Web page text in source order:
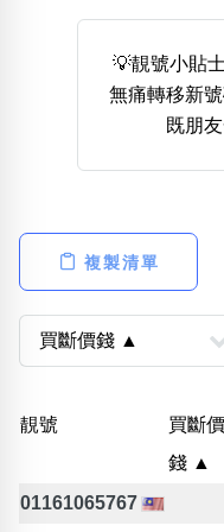
888尾
999尾
全大數字
5萬以上
幸運號分類
包含數字
💡靚號小貼
無痛轉移新
既朋
複製清單
靚號
買斷價
錢 ▲
01161065767